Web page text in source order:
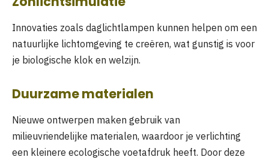
Innovaties zoals daglichtlampen kunnen helpen om een
natuurlijke lichtomgeving te creëren, wat gunstig is voor
je biologische klok en welzijn.
Duurzame materialen
Nieuwe ontwerpen maken gebruik van
milieuvriendelijke materialen, waardoor je verlichting
een kleinere ecologische voetafdruk heeft. Door deze